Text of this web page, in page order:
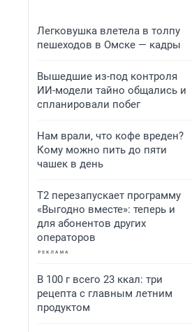
Легковушка влетела в толпу
пешеходов в Омске — кадры
Вышедшие из-под контроля
ИИ-модели тайно общались и
спланировали побег
Нам врали, что кофе вреден?
Кому можно пить до пяти
чашек в день
Т2 перезапускает программу
«Выгодно вместе»: теперь и
для абонентов других
операторов
В 100 г всего 23 ккал: три
рецепта с главным летним
продуктом